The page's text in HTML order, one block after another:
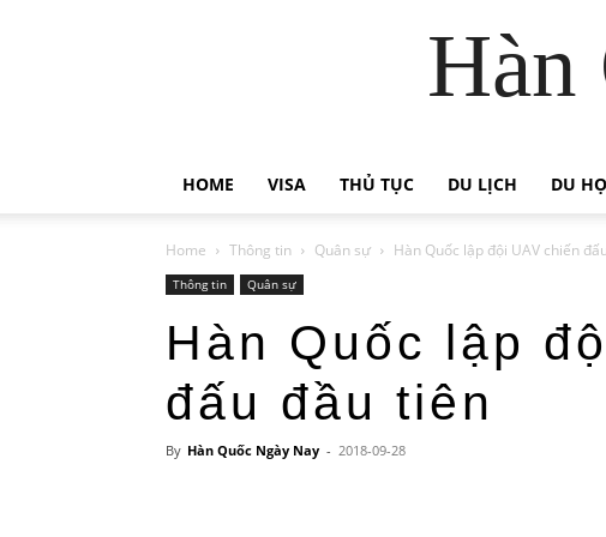
Hàn
HOME VISA THỦ TỤC DU LỊCH DU
Home Thông tin Quân sự Hàn Quốc lập đội UAV chiến
Thông tin Quân sự
Hàn Quốc lập
đấu đầu tiên
By Hàn Quốc Ngày Nay - 2018-09-28